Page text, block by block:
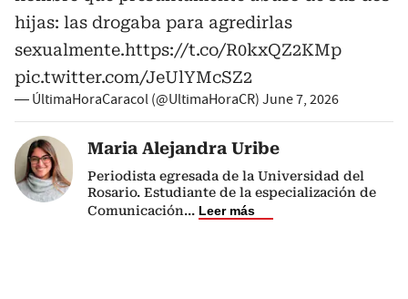
hijas: las drogaba para agredirlas
sexualmente.https://t.co/R0kxQZ2KMp
pic.twitter.com/JeUlYMcSZ2
— ÚltimaHoraCaracol (@UltimaHoraCR) June 7, 2026
Maria Alejandra Uribe
Periodista egresada de la Universidad del
Rosario. Estudiante de la especialización de
Comunicación... Leer más